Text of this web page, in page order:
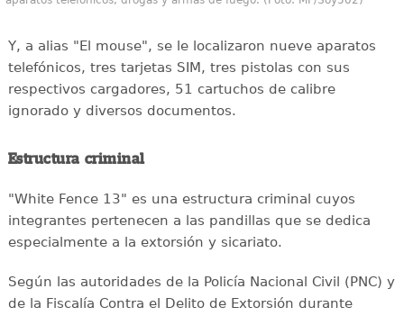
Y, a alias "El mouse", se le localizaron nueve aparatos
telefónicos, tres tarjetas SIM, tres pistolas con sus
respectivos cargadores, 51 cartuchos de calibre
ignorado y diversos documentos.
Estructura criminal
"White Fence 13" es una estructura criminal cuyos
integrantes pertenecen a las pandillas que se dedica
especialmente a la extorsión y sicariato.
Según las autoridades de la Policía Nacional Civil (PNC) y
de la Fiscalía Contra el Delito de Extorsión durante